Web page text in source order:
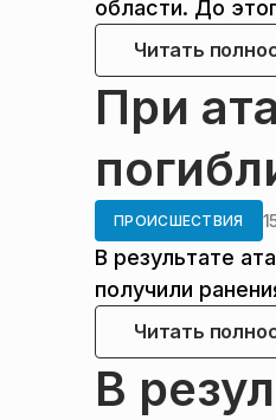
области. До
Читать
При
ПРОИСШЕСТВИЯ
В результате
получили
Читать
В